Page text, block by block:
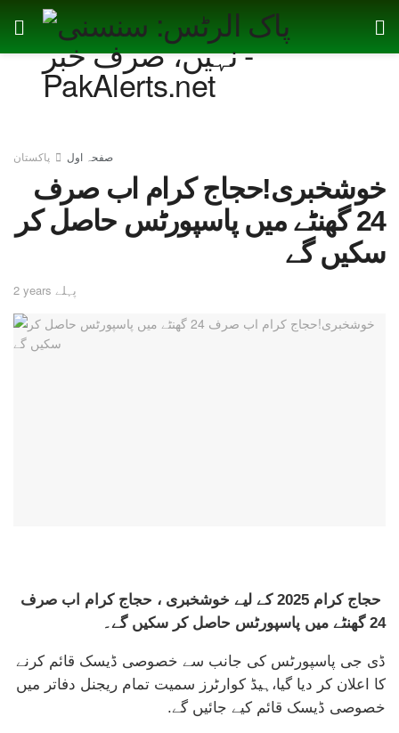
صفحہ اول پاکستان
خوشخبری!حجاج کرام اب صرف
24 گھنٹے میں پاسپورٹس حاصل کر
سکیں گے
2 years پہلے
حجاج کرام 2025 کے لیے خوشخبری ، حجاج کرام اب صرف
24 گھنٹے میں پاسپورٹس حاصل کر سکیں گے۔
ڈی جی پاسپورٹس کی جانب سے خصوصی ڈیسک قائم کرنے
کا اعلان کر دیا گیا،ہیڈ کوارٹرز سمیت تمام ریجنل دفاتر میں
خصوصی ڈیسک قائم کیے جائیں گے.